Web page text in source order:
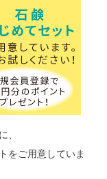
、
をご用意していま